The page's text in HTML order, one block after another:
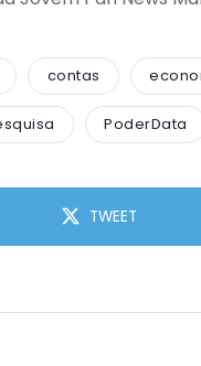
contas
PoderData
TWEET